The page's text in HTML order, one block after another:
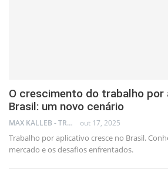
O crescimento do trabalho por
Brasil: um novo cenário
MAX KALLEB - TRADER out 17, 2025
Trabalho por aplicativo cresce no Brasil.
mercado e os desafios enfrentados.